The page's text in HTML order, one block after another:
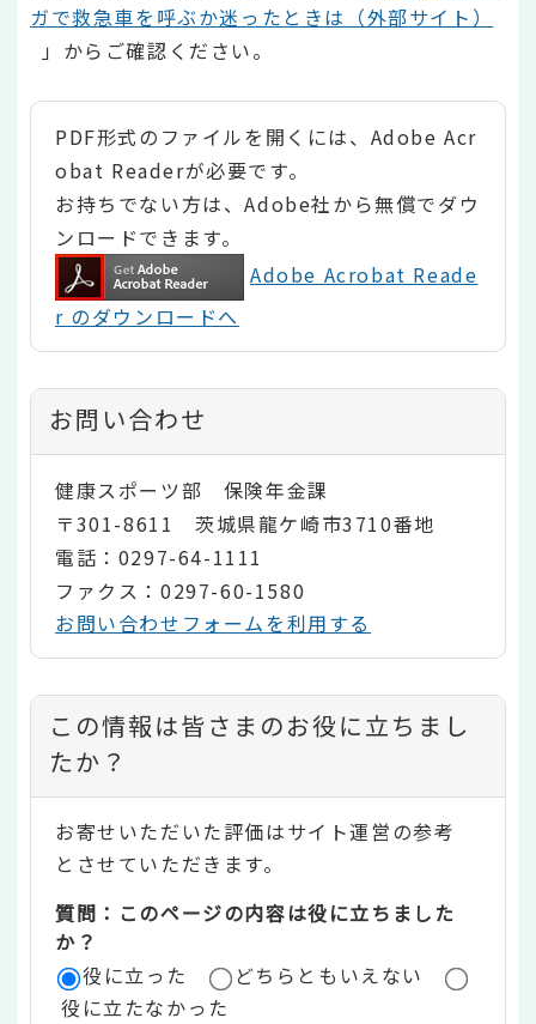
ガで救急車を呼ぶか迷ったときは（外部サイト）
」からご確認ください。
PDF形式のファイルを開くには、Adobe Acr
obat Readerが必要です。
お持ちでない方は、Adobe社から無償でダウ
ンロードできます。
Adobe Acrobat Reade
r のダウンロードへ
お問い合わせ
健康スポーツ部 保険年金課
〒301-8611 茨城県龍ケ崎市3710番地
電話：0297-64-1111
ファクス：0297-60-1580
お問い合わせフォームを利用する
コ
ン
テ
ン
ツ
評
価
この情報は皆さまのお役に立ちまし
たか？
お寄せいただいた評価はサイト運営の参考
とさせていただきます。
質問：このページの内容は役に立ちました
か？
役に立った
どちらともいえない
役に立たなかった